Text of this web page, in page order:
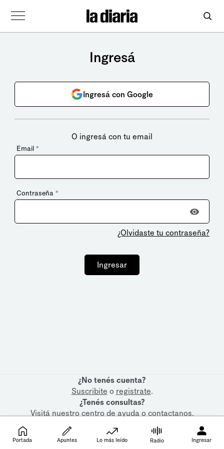
Ingresá
Ingresá con Google
O ingresá con tu email
Email *
Contraseña *
¿Olvidaste tu contraseña?
Ingresar
¿No tenés cuenta?
Suscribite o registrate.
¿Tenés consultas?
Visitá nuestrocentro de ayudaocontactanos.
Portada Apuntes Lo más leído Radio Ingresar